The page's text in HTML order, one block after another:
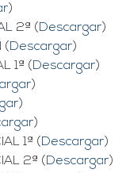
)
2ª (Descargar)
(Descargar)
1ª (Descargar)
)
)
)
1ª (Descargar)
2ª (Descargar)